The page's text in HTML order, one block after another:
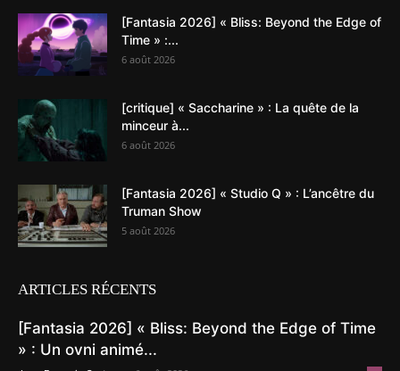
[Fantasia 2026] « Bliss: Beyond the Edge of
Time » :...
6 août 2026
[critique] « Saccharine » : La quête de la
minceur à...
6 août 2026
[Fantasia 2026] « Studio Q » : L’ancêtre du
Truman Show
5 août 2026
ARTICLES RÉCENTS
[Fantasia 2026] « Bliss: Beyond the Edge of Time
» : Un ovni animé...